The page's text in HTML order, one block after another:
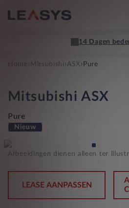
14 Dagen
Home Mitsubishi ›ASX› Pure
Mitsubishi ASX
Pure
Nieuw
Afbeeldingen dienen alleen ter
LEASE AANPASSEN